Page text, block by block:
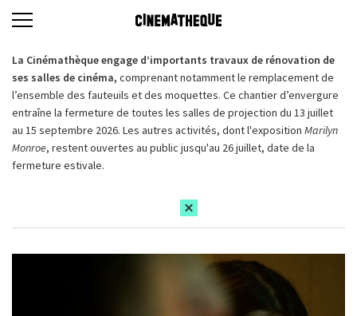
La Cinémathèque engage d’importants travaux de rénovation de
ses salles de cinéma, comprenant notamment le remplacement de
l’ensemble des fauteuils et des moquettes. Ce chantier d’envergure
entraîne la fermeture de toutes les salles de projection du 13 juillet
au 15 septembre 2026. Les autres activités, dont l'exposition Marilyn
Monroe, restent ouvertes au public jusqu'au 26 juillet, date de la
fermeture estivale.